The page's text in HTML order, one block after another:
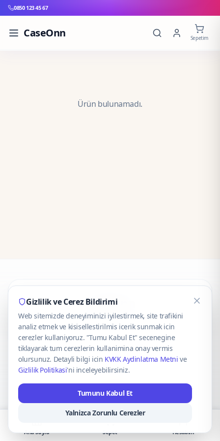
0850 123 45 67
CaseOnn Sepetim
Ürün bulunamadı.
CaseOnn
© 2025 CaseOnn. Tüm hakları saklıdır.
VISA Mastercard
Gizlilik ve Cerez Bildirimi
Web sitemizde deneyiminizi iyilestirmek, site trafikini
analiz etmek ve kisisellestirilmis icerik sunmak icin
cerezler kullaniyoruz. "Tumu Kabul Et" secenegine
tiklayarak tum cerezlerin kullanimina onay vermis
olursunuz. Detayli bilgi icin KVKK Aydinlatma Metni ve
Gizlilik Politikasi'ni inceleyebilirsiniz.
Tumunu Kabul Et
Yalnizca Zorunlu Cerezler
Ana Sayfa Sepet Hesabım